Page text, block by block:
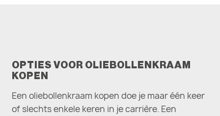
OPTIES VOOR OLIEBOLLENKRAAM
KOPEN
Een oliebollenkraam kopen doe je maar één keer
of slechts enkele keren in je carrière. Een